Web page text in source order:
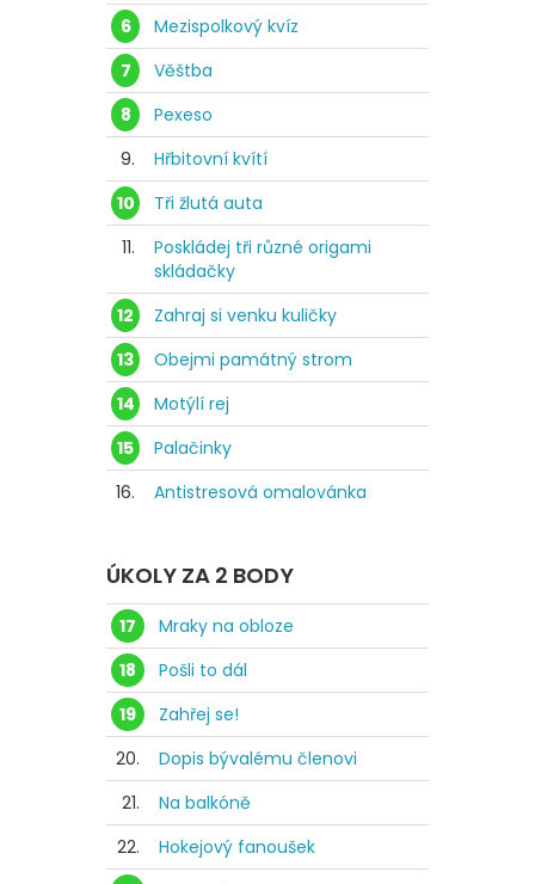
6
Mezispolkový kvíz
7
Věštba
8
Pexeso
9.
Hřbitovní kvítí
10
Tři žlutá auta
11.
Poskládej tři různé origami
skládačky
12
Zahraj si venku kuličky
13
Obejmi památný strom
14
Motýlí rej
15
Palačinky
16.
Antistresová omalovánka
ÚKOLY ZA 2 BODY
17
Mraky na obloze
18
Pošli to dál
19
Zahřej se!
20.
Dopis bývalému členovi
21.
Na balkóně
22.
Hokejový fanoušek